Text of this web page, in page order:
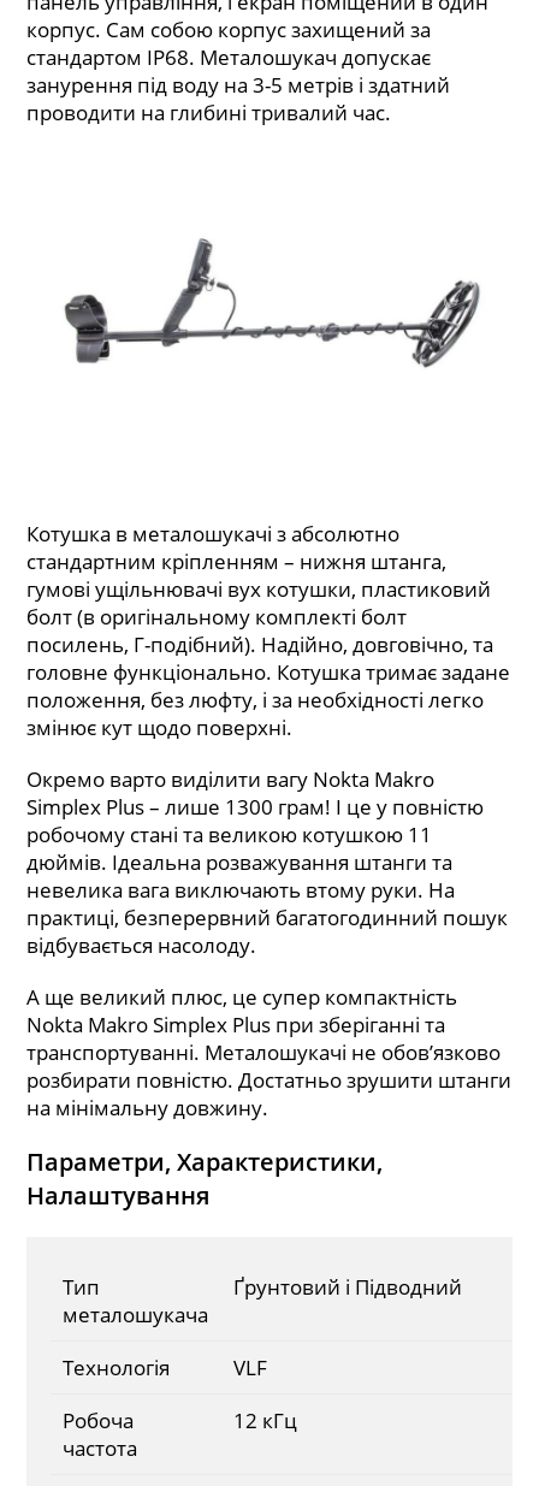
корпус. Сам собою корпус захищений за
стандартом IP68. Металошукач допускає
занурення під воду на 3-5 метрів і здатний
проводити на глибині тривалий час.
Котушка в металошукачі з абсолютно
стандартним кріпленням – нижня штанга,
гумові ущільнювачі вух котушки, пластиковий
болт (в оригінальному комплекті болт
посилень, Г-подібний). Надійно, довговічно, та
головне функціонально. Котушка тримає задане
положення, без люфту, і за необхідності легко
змінює кут щодо поверхні.
Окремо варто виділити вагу Nokta Makro
Simplex Plus – лише 1300 грам! І це у повністю
робочому стані та великою котушкою 11
дюймів. Ідеальна розважування штанги та
невелика вага виключають втому руки. На
практиці, безперервний багатогодинний пошук
відбувається насолоду.
А ще великий плюс, це супер компактність
Nokta Makro Simplex Plus при зберіганні та
транспортуванні. Металошукачі не обов’язково
розбирати повністю. Достатньо зрушити штанги
на мінімальну довжину.
Параметри, Характеристики,
Налаштування
Тип
металошукача
Ґрунтовий і Підводний
Технологія
VLF
Робоча
частота
12 кГц